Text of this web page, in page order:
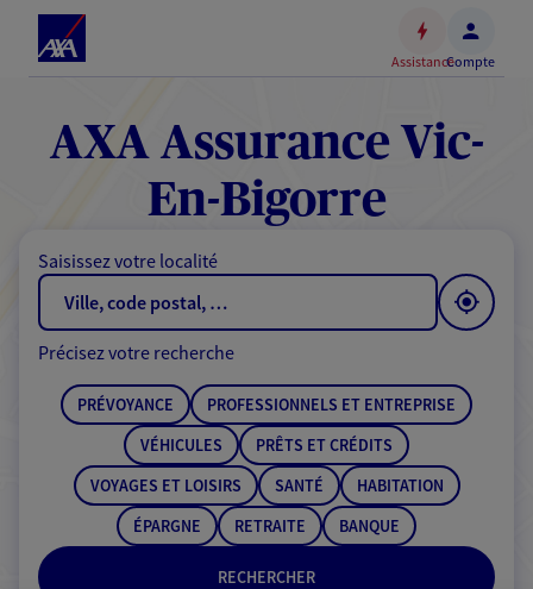
Accéder
contenu
principal
Accéder
au
de
AssistanceCompte
AXA Assurance Vic-
En-Bigorre
Saisissez votre localité
RECHERCHER
Précisez votre recherche
PRÉVOYANCE
PROFESSIONNELS ET ENTREPRISE
VÉHICULES
PRÊTS ET CRÉDITS
VOYAGES ET LOISIRS
SANTÉ
HABITATION
ÉPARGNE
RETRAITE BANQUE